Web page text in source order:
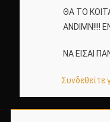
ΘΑ ΤΟ
ANDIMN!!!!
ΝΑ ΕΙΣΑΙ
Συνδεθείτε